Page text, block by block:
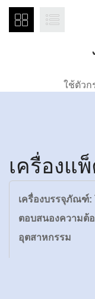
ใช้ตัวก
เครื่องแ
เครื่องบรรจุภัณฑ์
ตอบสนองความต้
อุตสาหกรรม